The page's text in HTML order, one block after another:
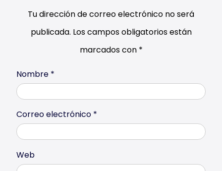
Tu dirección de correo electrónico no será
publicada. Los campos obligatorios están
marcados con *
Nombre *
Correo electrónico *
Web